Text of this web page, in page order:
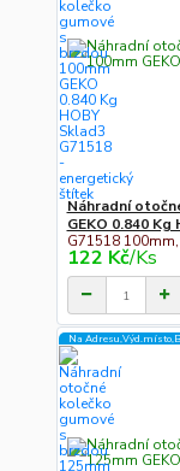
Náhradní
GEKO 0.840 Kg
G71518
122 Kč/Ks
Na